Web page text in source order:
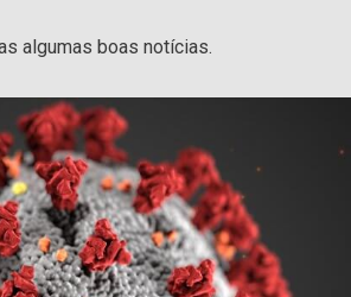
algumas boas notícias.